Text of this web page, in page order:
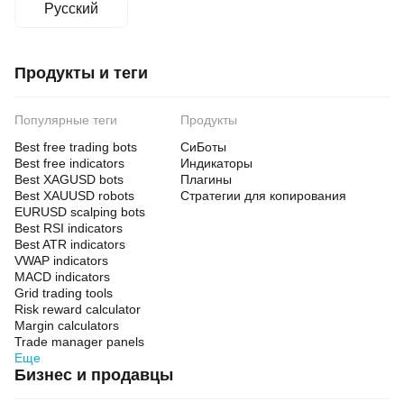
Русский
Продукты и теги
Популярные теги
Best free trading bots
Best free indicators
Best XAGUSD bots
Best XAUUSD robots
EURUSD scalping bots
Best RSI indicators
Best ATR indicators
VWAP indicators
MACD indicators
Grid trading tools
Risk reward calculator
Margin calculators
Trade manager panels
Еще
Продукты
СиБоты
Индикаторы
Плагины
Стратегии для копирования
Бизнес и продавцы